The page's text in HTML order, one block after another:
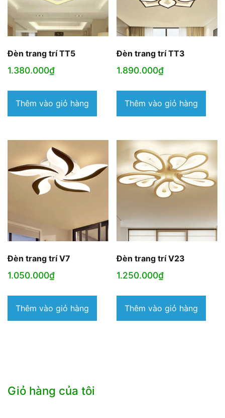
Đèn trang trí TT5
1.380.000₫
Thêm vào giỏ hàng
Đèn trang trí TT3
1.890.000₫
Thêm vào giỏ hàng
Đèn trang trí V7
1.050.000₫
Thêm vào giỏ hàng
Đèn trang trí V23
1.250.000₫
Thêm vào giỏ hàng
Giỏ hàng của tôi